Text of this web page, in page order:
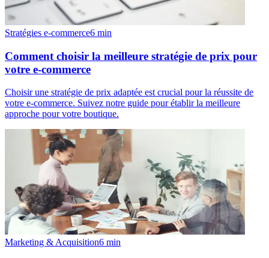
Stratégies e-commerce6 min
Comment choisir la meilleure stratégie de prix pour
votre e-commerce
Choisir une stratégie de prix adaptée est crucial pour la réussite de
votre e-commerce. Suivez notre guide pour établir la meilleure
approche pour votre boutique.
Marketing & Acquisition6 min